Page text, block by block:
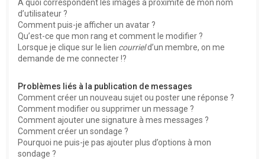
A quoi correspondent les images à proximité de mon nom
d’utilisateur ?
Comment puis-je afficher un avatar ?
Qu’est-ce que mon rang et comment le modifier ?
Lorsque je clique sur le lien courrield’un membre, on me
demande de me connecter !?
Problèmes liés à la publication de messages
Comment créer un nouveau sujet ou poster une réponse ?
Comment modifier ou supprimer un message ?
Comment ajouter une signature à mes messages ?
Comment créer un sondage ?
Pourquoi ne puis-je pas ajouter plus d’options à mon
sondage ?